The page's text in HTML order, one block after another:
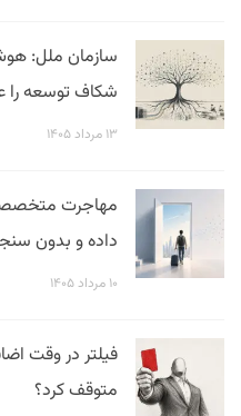
سازمان ملل:
شکاف توسعه را
۱۳ مرداد ۱۴۰۵
مهاجرت
داده و بدون
۱۰ مرداد ۱۴۰۵
متوقف کرد؟